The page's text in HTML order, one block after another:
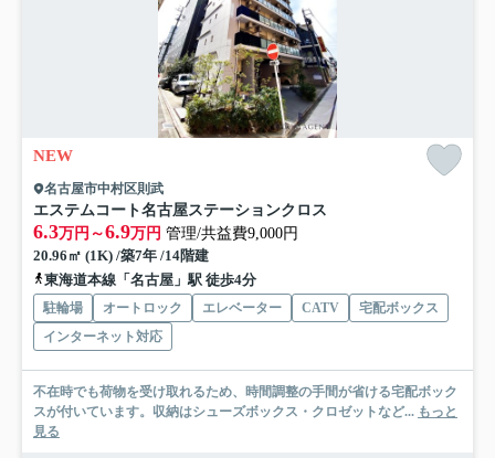
NEW
名古屋市中村区則武
エステムコート名古屋ステーションクロス
6.3万円～6.9万円 管理/共益費9,000円
20.96㎡ (1K) /築7年 /14階建
東海道本線「名古屋」駅 徒歩4分
駐輪場 オートロック エレベーター CATV
宅配ボックス
インターネット対応
不在時でも荷物を受け取れるため、時間調整の手間が省ける宅配ボック
スが付いています。収納はシューズボックス・クロゼットなど... もっと
見る